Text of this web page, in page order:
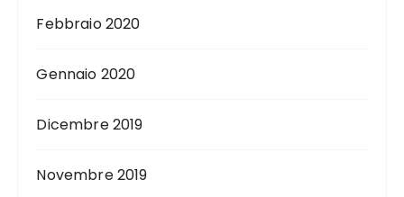
Febbraio 2020
Gennaio 2020
Dicembre 2019
Novembre 2019